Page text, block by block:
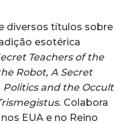
diversos títu­los sobre
esotérica
Teachers of the
Robot, A Secret
Politics and the Occult
Colabora
EUA e no Reino